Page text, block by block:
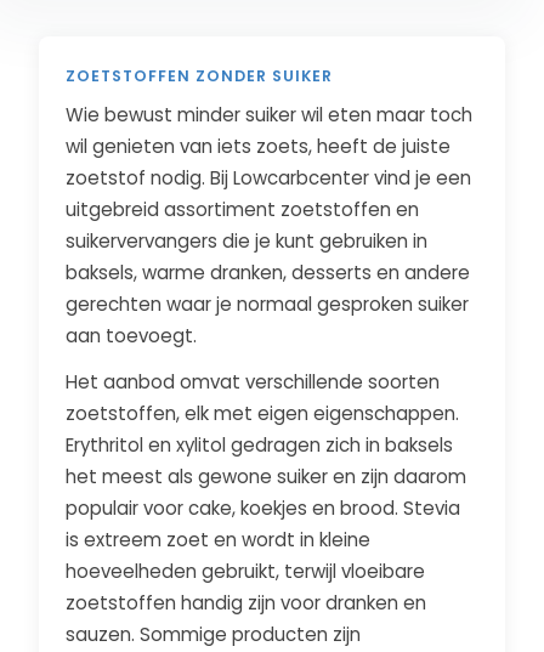
ZOETSTOFFEN ZONDER SUIKER
Wie bewust minder suiker wil eten maar toch
wil genieten van iets zoets, heeft de juiste
zoetstof nodig. Bij Lowcarbcenter vind je een
uitgebreid assortiment zoetstoffen en
suikervervangers die je kunt gebruiken in
baksels, warme dranken, desserts en andere
gerechten waar je normaal gesproken suiker
aan toevoegt.
Het aanbod omvat verschillende soorten
zoetstoffen, elk met eigen eigenschappen.
Erythritol en xylitol gedragen zich in baksels
het meest als gewone suiker en zijn daarom
populair voor cake, koekjes en brood. Stevia
is extreem zoet en wordt in kleine
hoeveelheden gebruikt, terwijl vloeibare
zoetstoffen handig zijn voor dranken en
sauzen. Sommige producten zijn